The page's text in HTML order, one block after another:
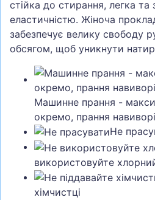
стійка до стирання, легка та
еластичністю. Жіноча
забезпечує велику свободу
обсягом, щоб уникнути
Машинне прання -
окремо, прання
Не
використовуйте
хімчистці